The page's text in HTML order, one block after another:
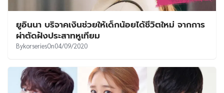
ยูอินนา บริจาคเงินช่วยให้เด็กน้อยได้ชีวิตใหม่ จากการ
ผ่าตัดฝังประสาทหูเทียม
BykorseriesOn04/09/2020